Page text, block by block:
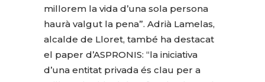
millorem la vida d’una sola persona
haurà valgut la pena”. Adrià Lamelas,
alcalde de Lloret, també ha destacat
el paper d’ASPRONIS: “la iniciativa
d’una entitat privada és clau per a